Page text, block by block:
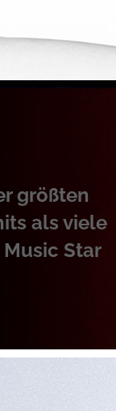
größten
als viele
Star